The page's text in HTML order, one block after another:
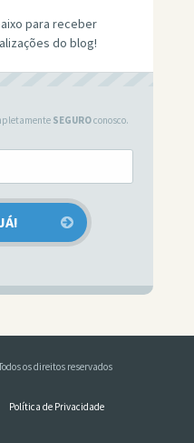
para receber
do blog!
SEGUROconosco.
os direitos reservados
Política de Privacidade